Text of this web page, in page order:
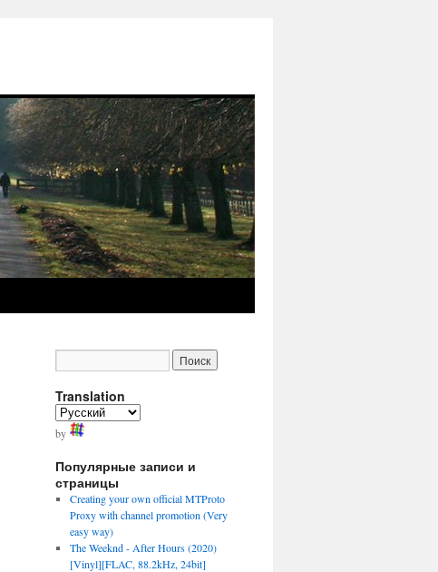
Translation
by
Популярные записи и
страницы
Creating your own official MTProto
Proxy with channel promotion (Very
easy way)
The Weeknd - After Hours (2020)
[Vinyl][FLAC, 88.2kHz, 24bit]